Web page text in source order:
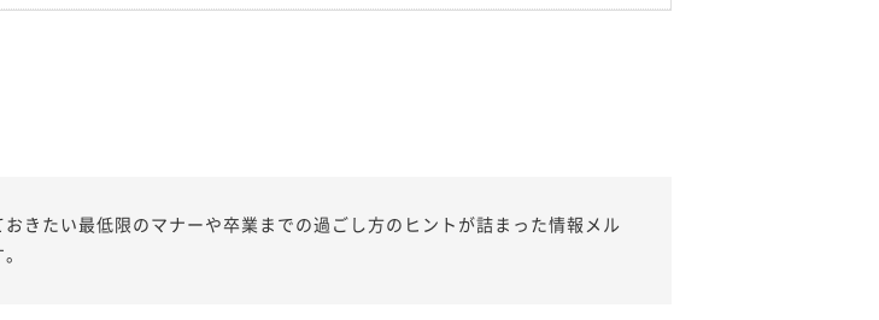
きたい最低限のマナーや卒業までの過ごし方のヒントが詰まった情報メル